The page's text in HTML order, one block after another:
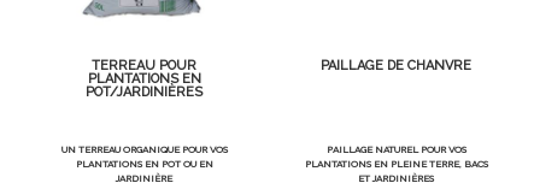
TERREAU POUR
PLANTATIONS EN
POT/JARDINIÈRES
UN TERREAU ORGANIQUE POUR VOS
PLANTATIONS EN POT OU EN
JARDINIÈRE
PAILLAGE DE CHANVRE
PAILLAGE NATUREL POUR VOS
PLANTATIONS EN PLEINE TERRE, BACS
ET JARDINIÈRES